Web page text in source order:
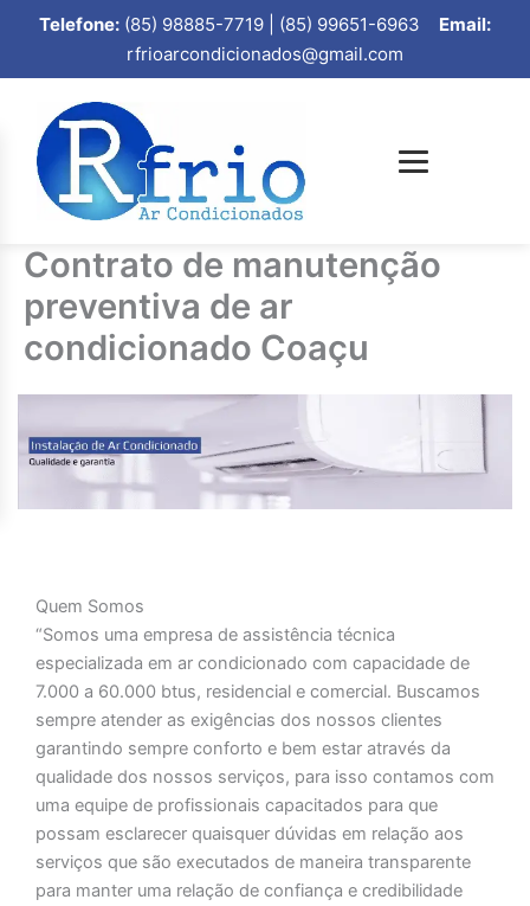
Telefone: (85) 98885-7719 | (85) 99651-6963 Email:
rfrioarcondicionados@gmail.com
Contrato de manutenção
preventiva de ar
condicionado Coaçu
Quem Somos
“Somos uma empresa de assistência técnica
especializada em ar condicionado com capacidade de
7.000 a 60.000 btus, residencial e comercial. Buscamos
sempre atender as exigências dos nossos clientes
garantindo sempre conforto e bem estar através da
qualidade dos nossos serviços, para isso contamos com
uma equipe de profissionais capacitados para que
possam esclarecer quaisquer dúvidas em relação aos
serviços que são executados de maneira transparente
para manter uma relação de confiança e credibilidade